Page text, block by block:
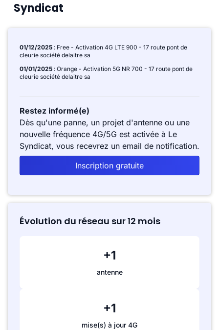
Syndicat
01/12/2025 : Free - Activation 4G LTE 900 - 17 route pont de
cleurie société delaitre sa
01/01/2025 : Orange - Activation 5G NR 700 - 17 route pont de
cleurie société delaitre sa
Restez informé(e)
Dès qu'une panne, un projet d'antenne ou une
nouvelle fréquence 4G/5G est activée à Le
Syndicat, vous recevrez un email de notification.
Inscription gratuite
Évolution du réseau sur 12 mois
+1
antenne
+1
mise(s) à jour 4G